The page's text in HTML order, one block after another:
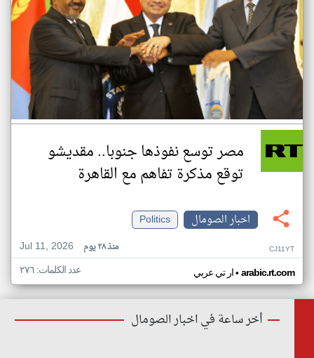
مصر توسع نفوذها جنوبا.. مقديشو
توقع مذكرة تفاهم مع القاهرة
اخبار الصومال
Politics
Jul 11, 2026
منذ ٢٨ يوم CJ11YT
ار تي عربي• arabic.rt.com عدد الكلمات: ٢٧٦
أخر ساعة في اخبار الصومال